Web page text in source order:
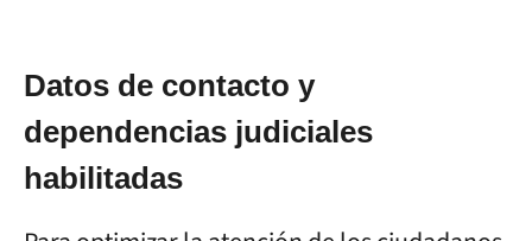
Datos de contacto y
dependencias judiciales
habilitadas